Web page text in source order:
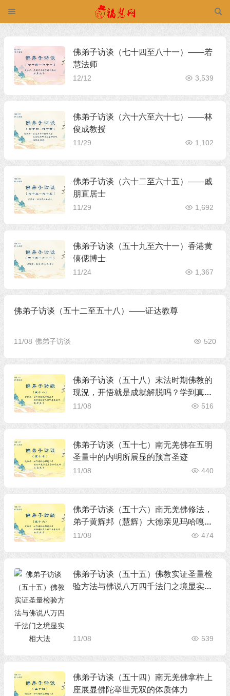
佛弟子访谈（七十四至八十一）——若
慧法师
12/12 3,539
佛弟子访谈（六十六至六十七）——林
俊成教授
11/29 1,102
佛弟子访谈（六十二至六十五）——戚
朋直居士
11/29 1,692
佛弟子访谈（五十九至六十一）香港黄
僖偲博士
11/24 1,367
佛弟子访谈（五十二至五十八）——证达教尊
11/08 佛弟子访谈 520
佛弟子访谈（五十八）末法时期佛教的
现況，开悟就是成就解脱吗？学到真正
的佛法有多重要
11/08 516
佛弟子访谈（五十七）南无羌佛在五明
圣量中的内明所展显的预言圣迹
11/08 440
佛弟子访谈（五十六）南无羌佛修法，
弟子黄辉邦（慧辉）大德亲见玛哈嘎拉
金刚威然现前
11/08 474
佛弟子访谈（五十五）佛教实证圣量检
验方法与佛说八万四千法门之境显实相
11/08 539
佛弟子访谈（五十四）南无羌佛拿杵上
座展显佛陀举世无双的体质体力